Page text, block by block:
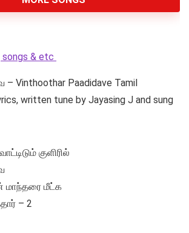
songs & etc
– Vinthoothar Paadidave Tamil
written tune by Jayasing J and sung
குளிரில்
மாந்தரை மீட்க
– 2